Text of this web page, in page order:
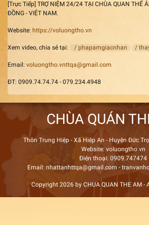
[Trực Tiếp] TRỢ NIỆM 24/24 TẠI CHÙA QUAN THẾ
ĐỒNG - VIỆT NAM.
Website: https://voluongtho.vn
Xem video, chia sẻ tại: / phapamgiacnhan /
Email: voluongtho.vnttqa@gmail.com
ĐT: 0909.74.74.74 - 079.234.4948
CHÙA QUÁN
Thôn Trung Hiệp - Xã Hiệp An - Huyện Đức
Website: voluongtho.vn
Điện thoại: 0909.747474
Email: nhattanhttqa@gmail.com -
Copyright 2026 by CHUA QUAN THE AM -